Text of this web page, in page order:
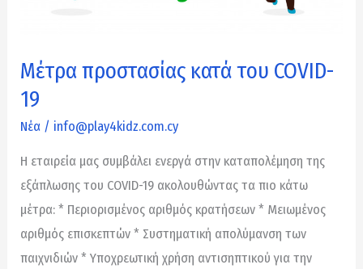
Μέτρα προστασίας κατά του COVID-
19
Νέα / info@play4kidz.com.cy
Η εταιρεία μας συμβάλει ενεργά στην καταπολέμηση της
εξάπλωσης του COVID-19 ακολουθώντας τα πιο κάτω
μέτρα: * Περιορισμένος αριθμός κρατήσεων * Μειωμένος
αριθμός επισκεπτών * Συστηματική απολύμανση των
παιχνιδιών * Υποχρεωτική χρήση αντισηπτικού για την